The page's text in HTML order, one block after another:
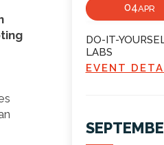
04APR
DO-IT-
LABS
EVENT